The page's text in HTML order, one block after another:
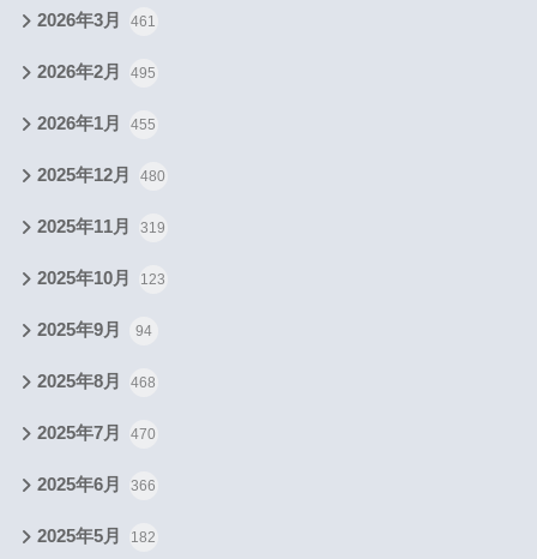
2026年3月 461
2026年2月 495
2026年1月 455
2025年12月 480
2025年11月 319
2025年10月 123
2025年9月 94
2025年8月 468
2025年7月 470
2025年6月 366
2025年5月 182